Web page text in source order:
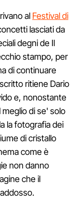
al Festival di
lasciati da
degni de Il
stampo, per
di continuare
ritiene Dario
e, nonostante
di se' solo
la fotografia dei
di cristallo
come è
non danno
che il